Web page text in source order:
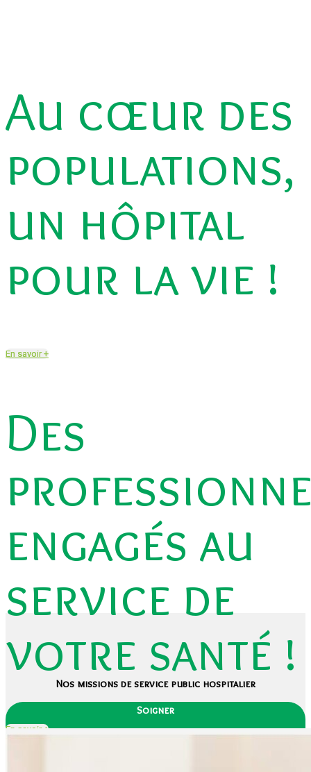
Au cœur des
populations,
un hôpital
pour la vie !
En savoir +
Des
engagés au
service de
votre santé !
En savoir +
Nos missions de service public hospitalier
Soigner